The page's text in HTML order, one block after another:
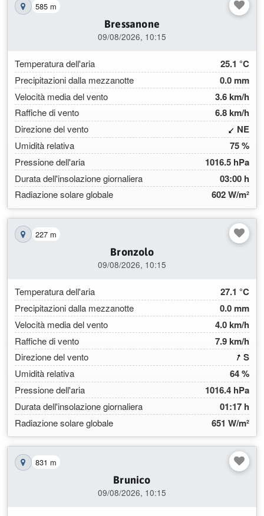
Mostra la stazione sulla mappa
585 m
Bressanone
09/08/2026, 10:15
Temperatura dell'aria 25.1 °C
Precipitazioni dalla mezzanotte 0.0 mm
Velocità media del vento 3.6 km/h
Raffiche di vento 6.8 km/h
Direzione del vento NE
Umidità relativa
75 %
Pressione dell'aria 1016.5 hPa
Durata dell'insolazione giornaliera 03:00 h
Radiazione solare globale 602 W/m²
Mostra la stazione sulla mappa
227 m
Bronzolo
09/08/2026, 10:15
Temperatura dell'aria 27.1 °C
Precipitazioni dalla mezzanotte 0.0 mm
Velocità media del vento 4.0 km/h
Raffiche di vento 7.9 km/h
Direzione del vento S
Umidità relativa
64 %
Pressione dell'aria 1016.4 hPa
Durata dell'insolazione giornaliera 01:17 h
Radiazione solare globale 651 W/m²
Mostra la stazione sulla mappa
831 m
Brunico
09/08/2026, 10:15